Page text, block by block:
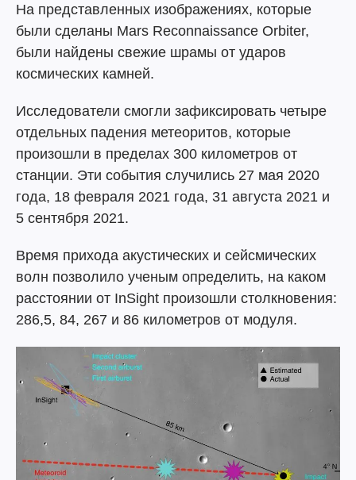
На представленных изображениях, которые
были сделаны Mars Reconnaissance Orbiter,
были найдены свежие шрамы от ударов
космических камней.
Исследователи смогли зафиксировать четыре
отдельных падения метеоритов, которые
произошли в пределах 300 километров от
станции. Эти события случились 27 мая 2020
года, 18 февраля 2021 года, 31 августа 2021 и
5 сентября 2021.
Время прихода акустических и сейсмических
волн позволило ученым определить, на каком
расстоянии от InSight произошли столкновения:
286,5, 84, 267 и 86 километров от модуля.